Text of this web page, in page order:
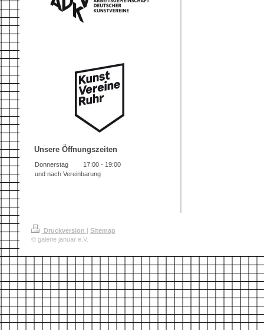
Unsere Öffnungszeiten
Donnerstag 17:00- 19:00
und nach Vereinbarung
Druckversion | Sitemap
© galerie januar e.V.